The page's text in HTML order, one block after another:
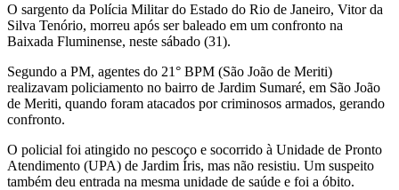
O sargento da Polícia Militar do Estado do Rio de Janeiro, Vitor da
Silva Tenório, morreu após ser baleado em um confronto na
Baixada Fluminense, neste sábado (31).
Segundo a PM, agentes do 21° BPM (São João de Meriti)
realizavam policiamento no bairro de Jardim Sumaré, em São João
de Meriti, quando foram atacados por criminosos armados, gerando
confronto.
O policial foi atingido no pescoço e socorrido à Unidade de Pronto
Atendimento (UPA) de Jardim Íris, mas não resistiu. Um suspeito
também deu entrada na mesma unidade de saúde e foi a óbito.